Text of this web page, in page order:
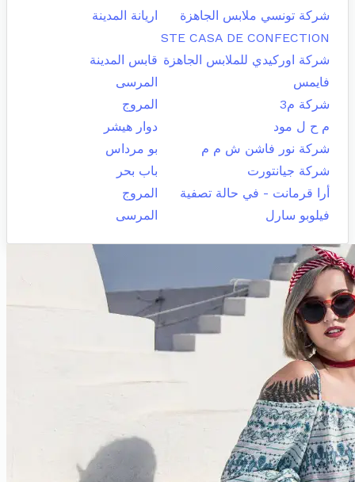
شركة تونسي ملابس الجاهزة
اريانة المدينة
STE CASA DE CONFECTION
شركة اوركيدي للملابس الجاهزة قابس المدينة
فايمس
المرسى
شركة م3
المروج
م ح ل مود
دوار هيشر
شركة نور فاشن ش م م
بو مرداس
شركة جيانتورت
باب بحر
أرا قرمانت - في حالة تصفية
المروج
فيلوبو سارل
المرسى